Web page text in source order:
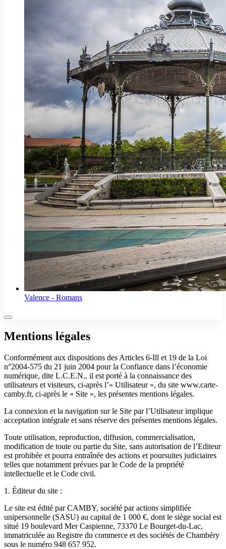
Valence - Romans
Mentions légales
Conformément aux dispositions des Articles 6-Ill et 19 de la Loi
n°2004-575 du 21 juin 2004 pour la Confiance dans l’économie
numérique, dite L.C.E.N., il est porté à la connaissance des
utilisateurs et visiteurs, ci-après l’« Utilisateur », du site www.carte-
camby.fr, ci-après le « Site », les présentes mentions légales.
La connexion et la navigation sur le Site par l’Utilisateur implique
acceptation intégrale et sans réserve des présentes mentions légales.
Toute utilisation, reproduction, diffusion, commercialisation,
modification de toute ou partie du Site, sans autorisation de l’Editeur
est prohibée et pourra entraînée des actions et poursuites judiciaires
telles que notamment prévues par le Code de la propriété
intellectuelle et le Code civil.
1. Éditeur du site :
Le site est édité par CAMBY, société par actions simplifiée
unipersonnelle (SASU) au capital de 1 000 €, dont le siège social est
situé 19 boulevard Mer Caspienne, 73370 Le Bourget-du-Lac,
immatriculée au Registre du commerce et des sociétés de Chambéry
sous le numéro 948 657 952.